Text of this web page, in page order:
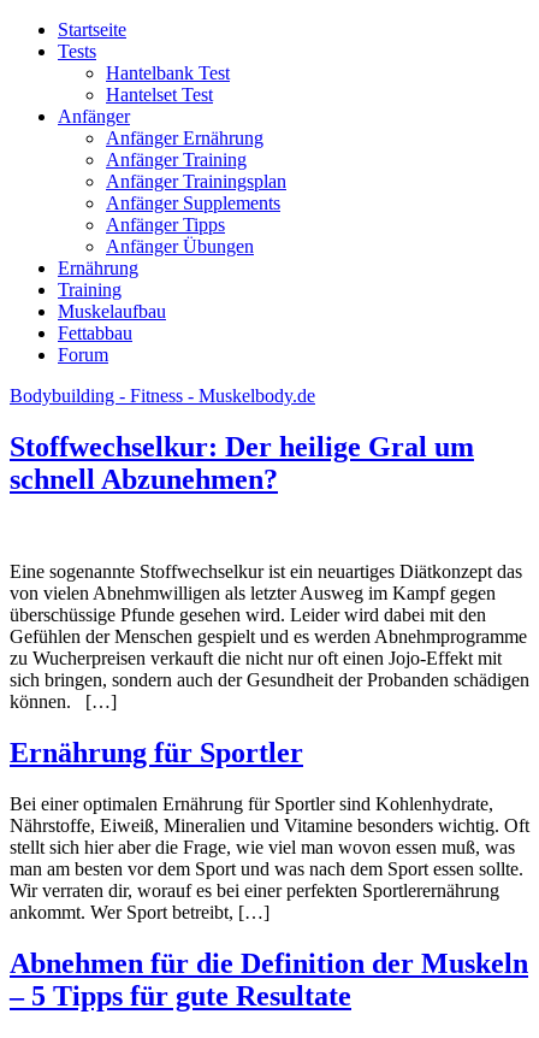
Startseite
Tests
Hantelbank Test
Hantelset Test
Anfänger
Anfänger Ernährung
Anfänger Training
Anfänger Trainingsplan
Anfänger Supplements
Anfänger Tipps
Anfänger Übungen
Ernährung
Training
Muskelaufbau
Fettabbau
Forum
Bodybuilding - Fitness - Muskelbody.de
Stoffwechselkur: Der heilige Gral um
schnell Abzunehmen?
Eine sogenannte Stoffwechselkur ist ein neuartiges Diätkonzept das
von vielen Abnehmwilligen als letzter Ausweg im Kampf gegen
überschüssige Pfunde gesehen wird. Leider wird dabei mit den
Gefühlen der Menschen gespielt und es werden Abnehmprogramme
zu Wucherpreisen verkauft die nicht nur oft einen Jojo-Effekt mit
sich bringen, sondern auch der Gesundheit der Probanden schädigen
können. […]
Ernährung für Sportler
Bei einer optimalen Ernährung für Sportler sind Kohlenhydrate,
Nährstoffe, Eiweiß, Mineralien und Vitamine besonders wichtig. Oft
stellt sich hier aber die Frage, wie viel man wovon essen muß, was
man am besten vor dem Sport und was nach dem Sport essen sollte.
Wir verraten dir, worauf es bei einer perfekten Sportlerernährung
ankommt. Wer Sport betreibt, […]
Abnehmen für die Definition der Muskeln
– 5 Tipps für gute Resultate